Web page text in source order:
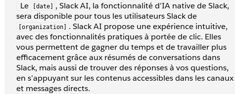
Le
[date]
, Slack AI, la fonctionnalité d’IA native de Slack,
sera disponible pour tous les utilisateurs Slack de
[organization]
. Slack AI propose une expérience intuitive,
avec des fonctionnalités pratiques à portée de clic. Elles
vous permettent de gagner du temps et de travailler plus
efficacement grâce aux résumés de conversations dans
Slack, mais aussi de trouver des réponses à vos questions,
en s’appuyant sur les contenus accessibles dans les canaux
et messages directs.